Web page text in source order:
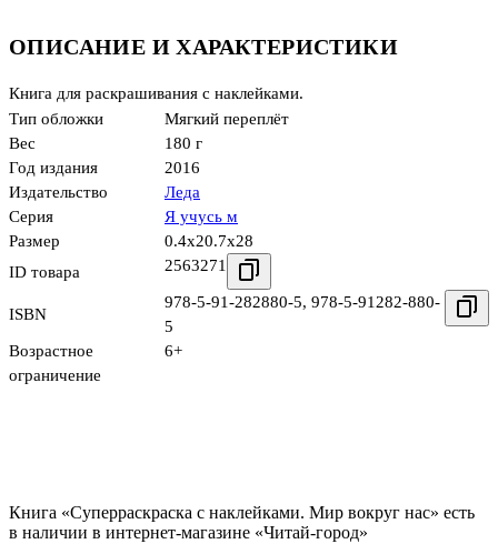
ОПИСАНИЕ И ХАРАКТЕРИСТИКИ
Книга для раскрашивания с наклейками.
Тип обложки
Мягкий переплёт
Вес
180 г
Год издания
2016
Издательство
Леда
Серия
Я учусь м
Размер
0.4x20.7x28
ID товара
2563271
ISBN
978-5-91-282880-5, 978-5-91282-880-
5
Возрастное
ограничение
6+
Книга «Суперраскраска с наклейками. Мир вокруг нас» есть
в наличии в интернет-магазине «Читай-город»